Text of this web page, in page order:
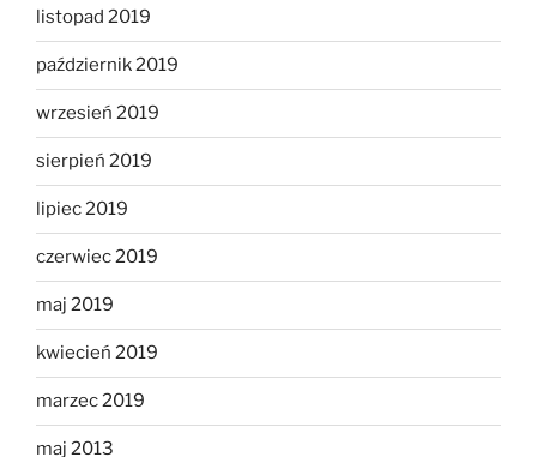
listopad 2019
październik 2019
wrzesień 2019
sierpień 2019
lipiec 2019
czerwiec 2019
maj 2019
kwiecień 2019
marzec 2019
maj 2013